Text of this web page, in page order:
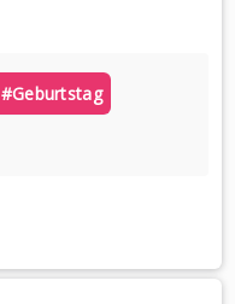
#geburtstag